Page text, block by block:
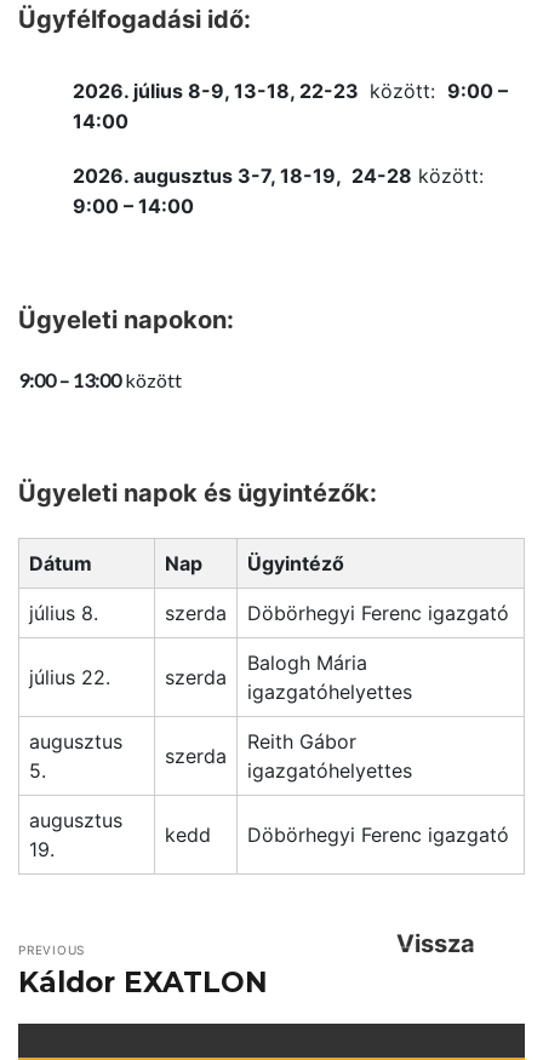
Ügyfélfogadási idő:
2026. július 8-9, 13-18, 22-23 között: 9:00 –
14:00
2026. augusztus 3-7, 18-19, 24-28 között:
9:00 – 14:00
Ügyeleti napokon:
9:00 – 13:00között
Ügyeleti napok és ügyintézők:
Dátum Nap Ügyintéző
július 8. szerda Döbörhegyi Ferenc igazgató
július 22. szerda
Balogh Mária
igazgatóhelyettes
augusztus
5.
szerda
Reith Gábor
igazgatóhelyettes
augusztus
19.
kedd Döbörhegyi Ferenc igazgató
PREVIOUS
Káldor EXATLON
Vissza